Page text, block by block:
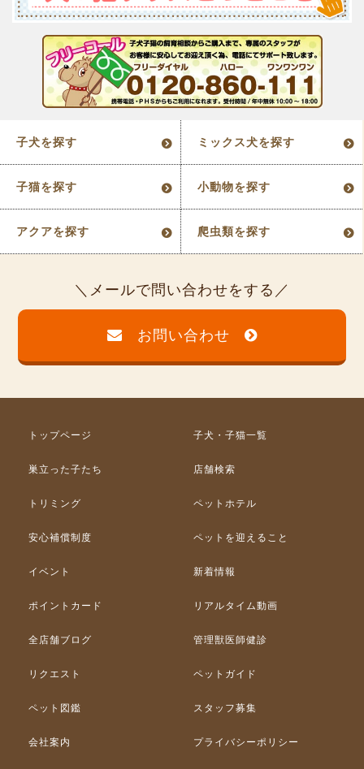
子犬を探す ミックス犬を探す
子猫を探す 小動物を探す
アクアを探す 爬虫類を探す
メールで問い合わせをする
お問い合わせ
トップページ 子犬・子猫一覧
巣立った子たち 店舗検索
トリミング ペットホテル
安心補償制度 ペットを迎えること
イベント 新着情報
ポイントカード リアルタイム動画
全店舗ブログ 管理獣医師健診
リクエスト ペットガイド
ペット図鑑 スタッフ募集
会社案内 プライバシーポリシー